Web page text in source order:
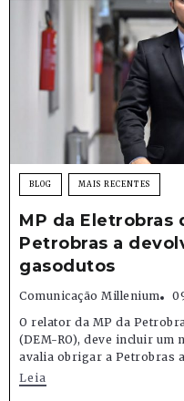
BLOG MAIS RECENTES
MP da Eletrobras
Petrobras a
gasodutos
Comunicação Millenium
O relator da MP da
(DEM-RO), deve incluir um
avalia obrigar a Petrobras
Leia